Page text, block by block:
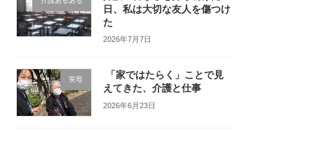
日、私は大切な友人を傷つけ
た
2026年7月7日
実母
「家ではたらく」ことで見
えてきた、介護と仕事
2026年6月23日